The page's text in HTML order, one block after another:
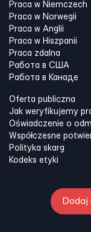
Praca w Niemczech
Praca w Norwegii
Praca w Anglii
Praca w Hiszpanii
Praca zdalna
Работа в США
Работа в Канадe
Oferta publiczna
Jak weryfikujemy
Oświadczenie o
Współczesne
Polityka skarg
Kodeks etyki
Dodaj